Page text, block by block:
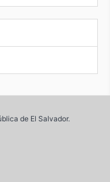
de El Salvador.